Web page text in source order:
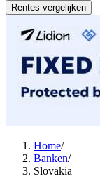
Rentes vergelijken
Home/
Banken/
Slovakia